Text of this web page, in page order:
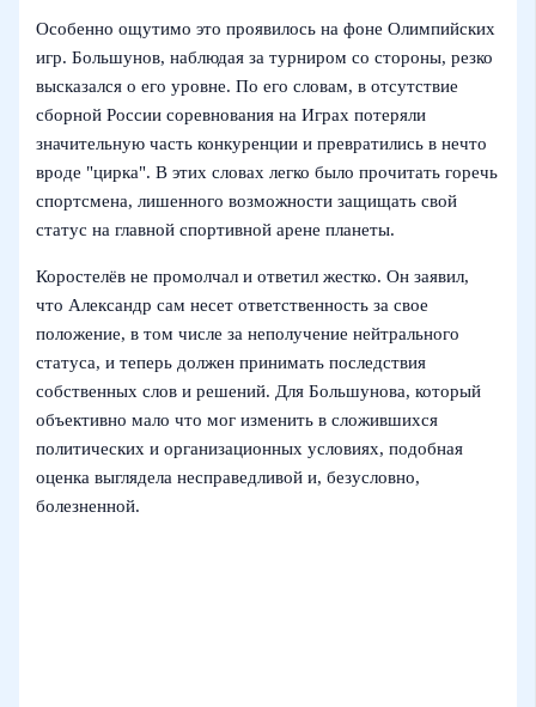
Особенно ощутимо это проявилось на фоне Олимпийских
игр. Большунов, наблюдая за турниром со стороны, резко
высказался о его уровне. По его словам, в отсутствие
сборной России соревнования на Играх потеряли
значительную часть конкуренции и превратились в нечто
вроде "цирка". В этих словах легко было прочитать горечь
спортсмена, лишенного возможности защищать свой
статус на главной спортивной арене планеты.
Коростелёв не промолчал и ответил жестко. Он заявил,
что Александр сам несет ответственность за свое
положение, в том числе за неполучение нейтрального
статуса, и теперь должен принимать последствия
собственных слов и решений. Для Большунова, который
объективно мало что мог изменить в сложившихся
политических и организационных условиях, подобная
оценка выглядела несправедливой и, безусловно,
болезненной.